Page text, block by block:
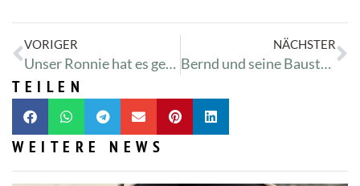
VORIGER
Unser Ronnie hat es geschafft<3
NÄCHSTER
Bernd und seine Baustellen
TEILEN
WEITERE NEWS